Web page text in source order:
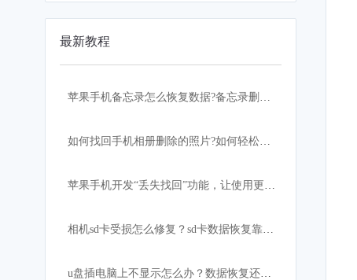
最新教程
苹果手机备忘录怎么恢复数据?备忘录删除怎么恢复？
如何找回手机相册删除的照片?如何轻松快速恢复？
苹果手机开发“丢失找回”功能，让使用更加安心！
相机sd卡受损怎么修复？sd卡数据恢复靠这招
u盘插电脑上不显示怎么办？数据恢复还有希望吗